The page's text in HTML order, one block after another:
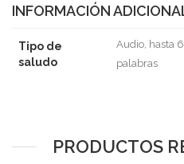
INFORMACIÓN
Tipo de
saludo
Audio, hasta
palabras
PRODUCTOS